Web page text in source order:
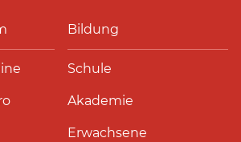
Bildung
Schule
Akademie
Erwachsene